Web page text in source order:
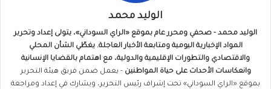
الوليد محمد
الوليد محمد - صحفي ومحرر عام بموقع «الراي السوداني»، يتولى إعداد وتحرير
المواد الإخبارية اليومية ومتابعة الأخبار العاجلة. يغطّي الشأن المحلي
والاقتصادي والتطورات الإقليمية والدولية، مع اهتمام بالقضايا الإنسانية
وانعكاسات الأحداث على حياة المواطنين - يعمل ضمن فريق هيئة التحرير
بموقع «الراي السوداني» تحت إشراف رئيس التحرير، ويشارك في إعداد ومراجعة